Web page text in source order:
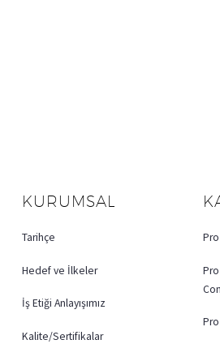
KURUMSAL
Tarihçe
Hedef ve İlkeler
İş Etiği Anlayışımız
Kalite/Sertifikalar